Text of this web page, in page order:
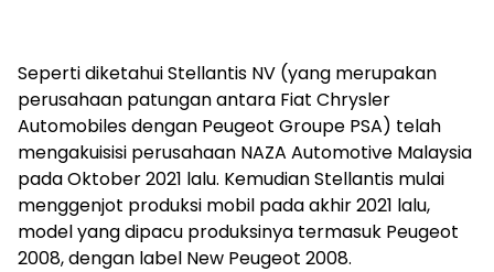
Seperti diketahui Stellantis NV (yang merupakan
perusahaan patungan antara Fiat Chrysler
Automobiles dengan Peugeot Groupe PSA) telah
mengakuisisi perusahaan NAZA Automotive Malaysia
pada Oktober 2021 lalu. Kemudian Stellantis mulai
menggenjot produksi mobil pada akhir 2021 lalu,
model yang dipacu produksinya termasuk Peugeot
2008, dengan label New Peugeot 2008.